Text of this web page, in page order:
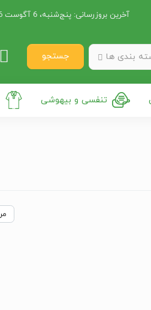
آخرین بروزرسانی: پنج‌شنبه، 6 آگوست 2026
بندی ها جستجو
تنفسی و بیهوشی